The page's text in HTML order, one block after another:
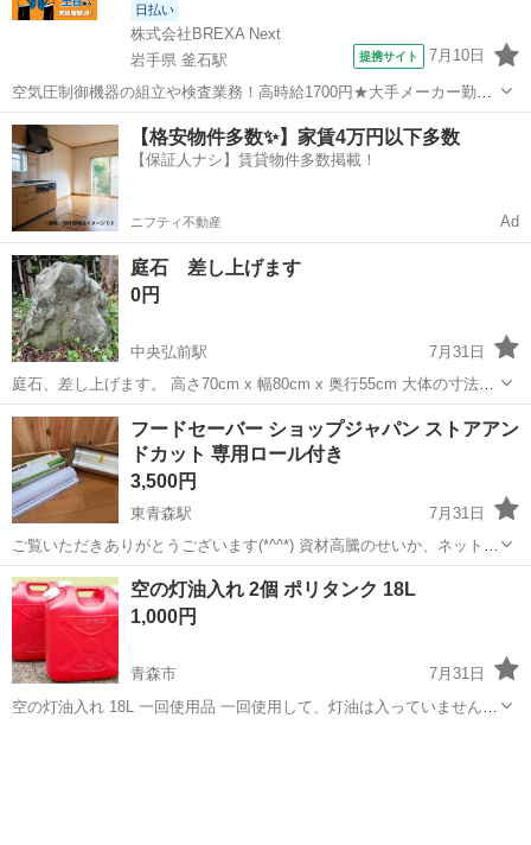
日払い
株式会社BREXA Next
岩手県 釜石駅
提携サイト 7月10日
空気圧制御機器の組立や検査業務！高時給1700円★大手メーカー勤
務！嬉しい寮費無料！ワンルーム寮完備★マイカー通勤OK＆工場敷地
内に無料駐車場あり★！《岩手県釜石市》 人気の工場のお仕事 ◇空気
圧制御機器（シリンダ、バルブ...
岩手 釜石市 釜石駅 その他
【格安物件多数✨】家賃4万円以下多数
【保証人ナシ】賃貸物件多数掲載！
ニフティ不動産 Ad
庭石 差し上げます
0円
中央弘前駅
7月31日
庭石、差し上げます。 高さ70cm x 幅80cm x 奥行55cm 大体の寸法で
す。 ディズニー短編映画の幸せになる火山のおじさんみたいな顔が表
面に見えます。 令和8年8月20日頃までに取りに来ていただける方、自
分...
青森 弘前市 中央弘前駅
フードセーバー ショップジャパン ストアアン
ドカット 専用ロール付き
3,500円
東青森駅
7月31日
ご覧いただきありがとうございます(*^^*) 資材高騰のせいか、ネットで
買うと結構するみたいです。 青森市港町の自宅までお越しくださる方
にお願いいたします。 ✦・┈┈┈┈┈┈┈┈┈┈・✦ ショップジャパ
ン 真空パッ...
青森 青森市 東青森駅 家庭用品
空の灯油入れ 2個 ポリタンク 18L
1,000円
青森市
7月31日
空の灯油入れ 18L 一回使用品 一回使用して、灯油は入っていません。